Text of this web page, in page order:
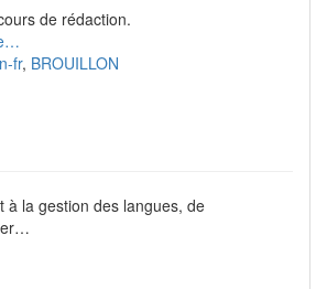
de rédaction.
fr, BROUILLON
à la gestion des langues, de